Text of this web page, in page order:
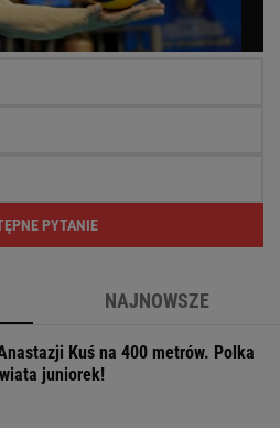
PYTANIE
NAJNOWSZE
Kuś na 400 metrów. Polka
juniorek!